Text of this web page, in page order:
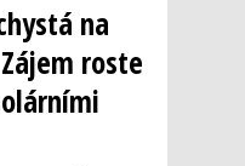
na
roste